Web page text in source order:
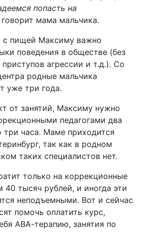
попасть на
говорит мама мальчика.
с пищей Максиму важно
поведения в обществе (без
агрессии и т.д.). Со
родные мальчика
уже три года.
от занятий, Максиму нужно
педагогами два
три часа. Маме приходится
так как в родном
таких специалистов нет.
только на коррекционные
40 тысяч рублей, и иногда эти
неподъемными. Вот и сейчас
помочь оплатить курс,
АВА-терапию, занятия по